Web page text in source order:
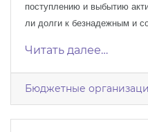
поступлению и выбытию
ли долги к безнадежным и
Читать далее…
Бюджетные